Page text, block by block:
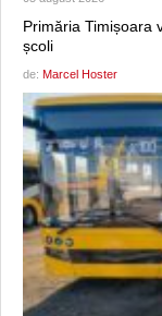
Primăria Timișoara
școli
de: Marcel Hoster